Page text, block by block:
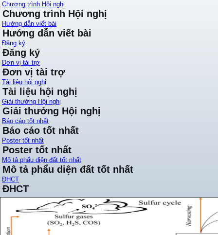
Chương trình Hội nghị
Chương trình Hội nghị
Hướng dẫn viết bài
Hướng dẫn viết bài
Đăng ký
Đăng ký
Đơn vị tài trợ
Đơn vị tài trợ
Tài liệu hội nghị
Tài liệu hội nghị
Giải thưởng Hội nghị
Giải thưởng Hội nghị
Báo cáo tốt nhất
Báo cáo tốt nhất
Poster tốt nhất
Poster tốt nhất
Mô tả phẩu diện đất tốt nhất
Mô tả phẩu diện đất tốt nhất
ĐHCT
ĐHCT